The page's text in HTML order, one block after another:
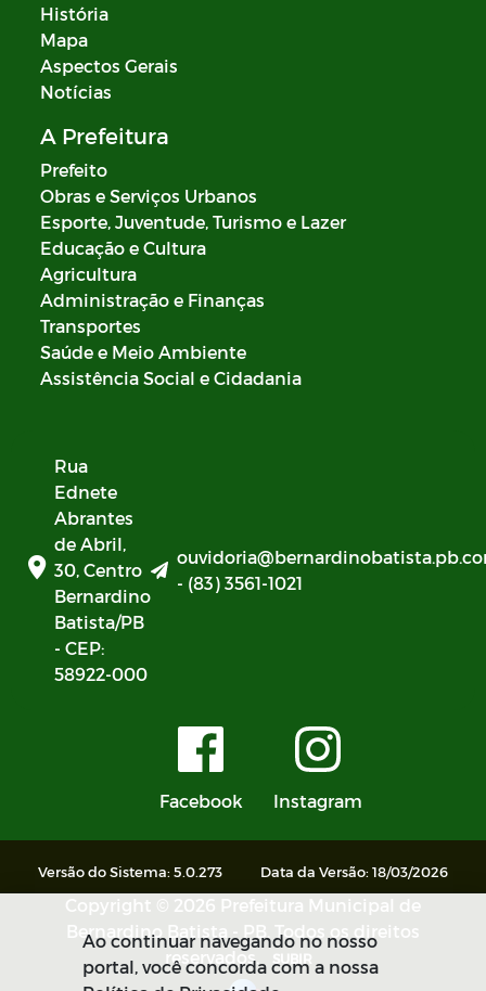
História
Mapa
Aspectos Gerais
Notícias
A Prefeitura
Prefeito
Obras e Serviços Urbanos
Esporte, Juventude, Turismo e Lazer
Educação e Cultura
Agricultura
Administração e Finanças
Transportes
Saúde e Meio Ambiente
Assistência Social e Cidadania
Rua
Ednete
Abrantes
de Abril,
30, Centro
Bernardino
Batista/PB
- CEP:
58922-000
- (83) 3561-1021
Facebook Instagram
Versão do Sistema: 5.0.273 Data da Versão: 18/03/2026
Copyright © 2026 Prefeitura Municipal de
Bernardino Batista - PB. Todos os direitos
reservados.
SUBIR
Ao continuar navegando no nosso
portal, você concorda com a nossa